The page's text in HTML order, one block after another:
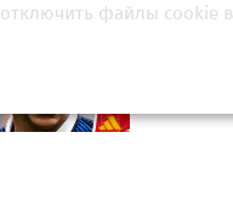
файлы cookie в